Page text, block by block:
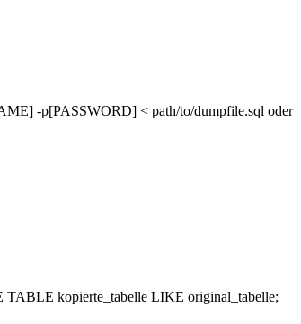
-p[PASSWORD] < path/to/dumpfile.sql oder
TABLE kopierte_tabelle LIKE original_tabelle;